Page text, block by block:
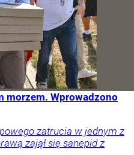
morzem. Wprowadzono
zatrucia w jednym z
zajął się sanepid z